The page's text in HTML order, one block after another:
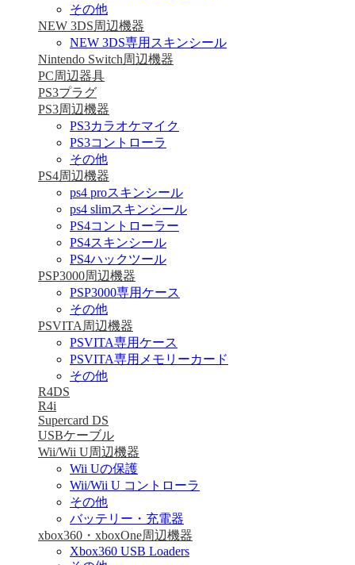
その他
NEW 3DS周辺機器
NEW 3DS専用スキンシール
Nintendo Switch周辺機器
PC周辺器具
PS3プラグ
PS3周辺機器
PS3カラオケマイク
PS3コントローラ
その他
PS4周辺機器
ps4 proスキンシール
ps4 slimスキンシール
PS4コントローラー
PS4スキンシール
PS4ハックツール
PSP3000周辺機器
PSP3000専用ケース
その他
PSVITA周辺機器
PSVITA専用ケース
PSVITA専用メモリーカード
その他
R4DS
R4i
Supercard DS
USBケーブル
Wii/Wii U周辺機器
Wii Uの保護
Wii/Wii U コントローラ
その他
バッテリー・充電器
xbox360・xboxOne周辺機器
Xbox360 USB Loaders